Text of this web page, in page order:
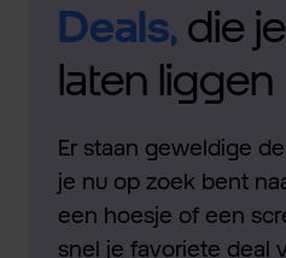
Deals,die
laten liggen
Er staan geweldige
je nu op zoek bent
een hoesje of een
snel je favoriete deal